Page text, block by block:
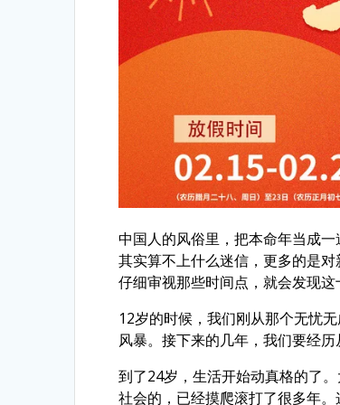
中国人的风俗里，把本命年当成
其实算不上什么迷信，更多的是
仔细审视那些时间点，就会发现这
12岁的时候，我们刚从那个无忧
风暴。接下来的几年，我们要经
到了24岁，生活开始动真格的了
社会的，已经摸爬滚打了很多年